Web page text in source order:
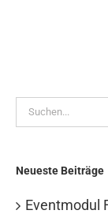
Suche
nach:
Neueste Beiträge
Eventmodul